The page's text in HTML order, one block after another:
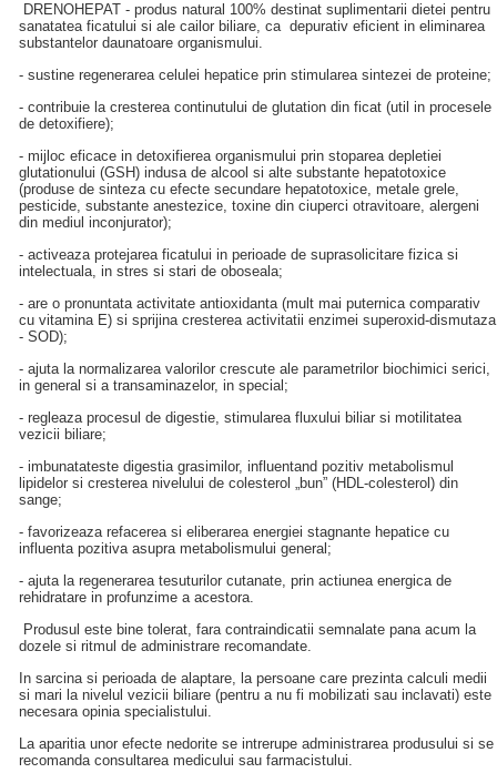
DRENOHEPAT - produs natural 100% destinat suplimentarii dietei pentru
sanatatea ficatului si ale cailor biliare, ca depurativ eficient in eliminarea
substantelor daunatoare organismului.
- sustine regenerarea celulei hepatice prin stimularea sintezei de proteine;
- contribuie la cresterea continutului de glutation din ficat (util in procesele
de detoxifiere);
- mijloc eficace in detoxifierea organismului prin stoparea depletiei
glutationului (GSH) indusa de alcool si alte substante hepatotoxice
(produse de sinteza cu efecte secundare hepatotoxice, metale grele,
pesticide, substante anestezice, toxine din ciuperci otravitoare, alergeni
din mediul inconjurator);
- activeaza protejarea ficatului in perioade de suprasolicitare fizica si
intelectuala, in stres si stari de oboseala;
- are o pronuntata activitate antioxidanta (mult mai puternica comparativ
cu vitamina E) si sprijina cresterea activitatii enzimei superoxid-dismutaza
- SOD);
- ajuta la normalizarea valorilor crescute ale parametrilor biochimici serici,
in general si a transaminazelor, in special;
- regleaza procesul de digestie, stimularea fluxului biliar si motilitatea
vezicii biliare;
- imbunatateste digestia grasimilor, influentand pozitiv metabolismul
lipidelor si cresterea nivelului de colesterol „bun” (HDL-colesterol) din
sange;
- favorizeaza refacerea si eliberarea energiei stagnante hepatice cu
influenta pozitiva asupra metabolismului general;
- ajuta la regenerarea tesuturilor cutanate, prin actiunea energica de
rehidratare in profunzime a acestora.
Produsul este bine tolerat, fara contraindicatii semnalate pana acum la
dozele si ritmul de administrare recomandate.
In sarcina si perioada de alaptare, la persoane care prezinta calculi medii
si mari la nivelul vezicii biliare (pentru a nu fi mobilizati sau inclavati) este
necesara opinia specialistului.
La aparitia unor efecte nedorite se intrerupe administrarea produsului si se
recomanda consultarea medicului sau farmacistului.